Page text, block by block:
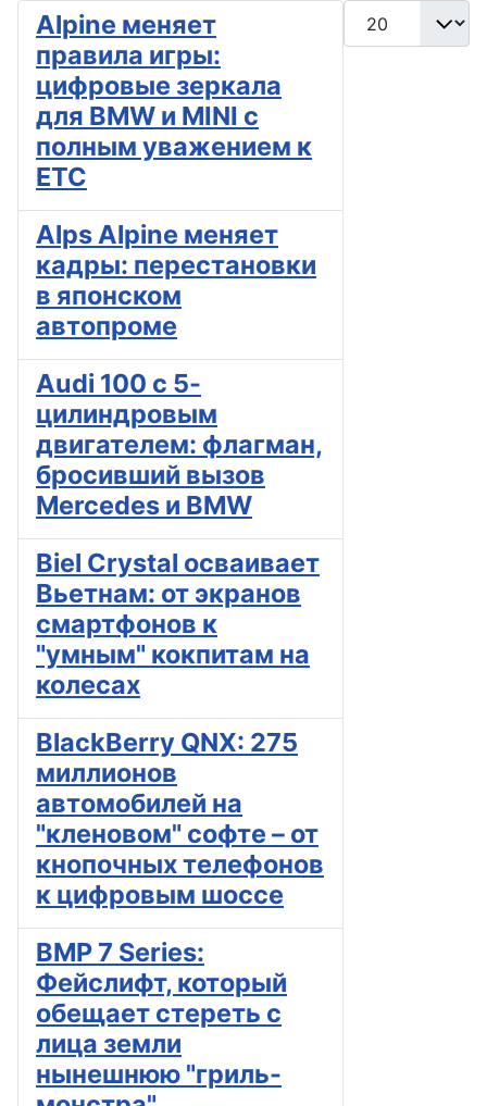
Кол-во строк:
Alpine меняет
правила игры:
цифровые зеркала
для BMW и MINI с
полным уважением к
ETC
Alps Alpine меняет
кадры: перестановки
в японском
автопроме
Audi 100 с 5-
цилиндровым
двигателем: флагман,
бросивший вызов
Mercedes и BMW
Biel Crystal осваивает
Вьетнам: от экранов
смартфонов к
"умным" кокпитам на
колесах
BlackBerry QNX: 275
миллионов
автомобилей на
"кленовом" софте – от
кнопочных телефонов
к цифровым шоссе
BMP 7 Series:
Фейслифт, который
обещает стереть с
лица земли
нынешнюю "гриль-